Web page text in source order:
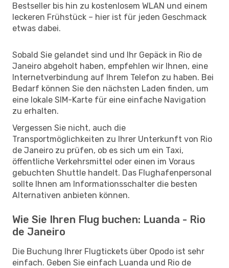
Bestseller bis hin zu kostenlosem WLAN und einem
leckeren Frühstück – hier ist für jeden Geschmack
etwas dabei.
Sobald Sie gelandet sind und Ihr Gepäck in Rio de
Janeiro abgeholt haben, empfehlen wir Ihnen, eine
Internetverbindung auf Ihrem Telefon zu haben. Bei
Bedarf können Sie den nächsten Laden finden, um
eine lokale SIM-Karte für eine einfache Navigation
zu erhalten.
Vergessen Sie nicht, auch die
Transportmöglichkeiten zu Ihrer Unterkunft von Rio
de Janeiro zu prüfen, ob es sich um ein Taxi,
öffentliche Verkehrsmittel oder einen im Voraus
gebuchten Shuttle handelt. Das Flughafenpersonal
sollte Ihnen am Informationsschalter die besten
Alternativen anbieten können.
Wie Sie Ihren Flug buchen: Luanda - Rio
de Janeiro
Die Buchung Ihrer Flugtickets über Opodo ist sehr
einfach. Geben Sie einfach Luanda und Rio de